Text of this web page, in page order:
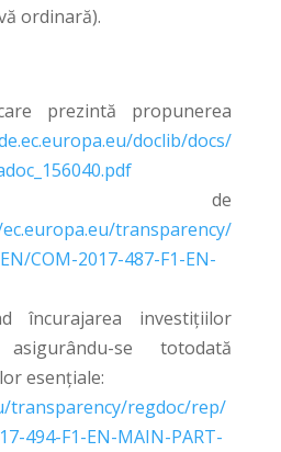
ordinară).
prezintă propunerea
doclib/docs/
de
transparency/
COM-2017-487-F1-EN-
încurajarea investițiilor
se totodată
esențiale:
transparency/regdoc/rep/
494-F1-EN-MAIN-PART-